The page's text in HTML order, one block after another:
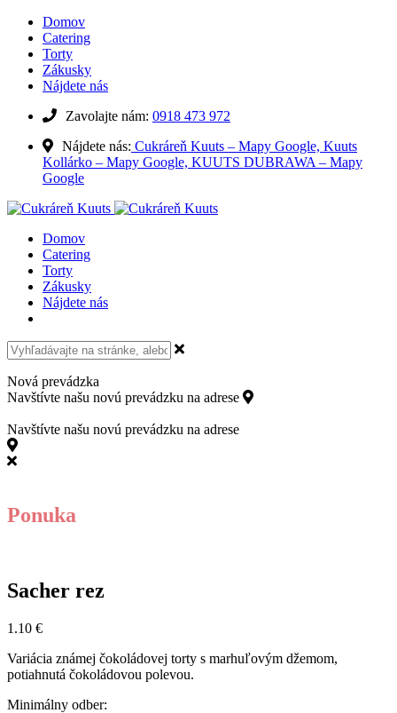
Domov
Catering
Torty
Zákusky
Nájdete nás
Zavolajte nám: 0918 473 972
Nájdete nás: Cukráreň Kuuts – Mapy Google, Kuuts
Kollárko – Mapy Google, KUUTS DUBRAWA – Mapy
Google
Domov
Catering
Torty
Zákusky
Nájdete nás
Nová prevádzka
Navštívte našu novú prevádzku na adrese
Navštívte našu novú prevádzku na adrese
Ponuka
Sacher rez
1.10 €
Variácia známej čokoládovej torty s marhuľovým džemom,
potiahnutá čokoládovou polevou.
Minimálny odber: